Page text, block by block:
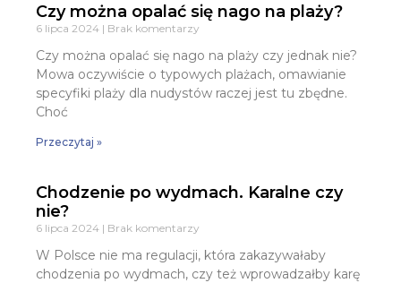
Czy można opalać się nago na plaży?
6 lipca 2024 Brak komentarzy
Czy można opalać się nago na plaży czy jednak nie?
Mowa oczywiście o typowych plażach, omawianie
specyfiki plaży dla nudystów raczej jest tu zbędne.
Choć
Przeczytaj »
Chodzenie po wydmach. Karalne czy
nie?
6 lipca 2024 Brak komentarzy
W Polsce nie ma regulacji, która zakazywałaby
chodzenia po wydmach, czy też wprowadzałby karę